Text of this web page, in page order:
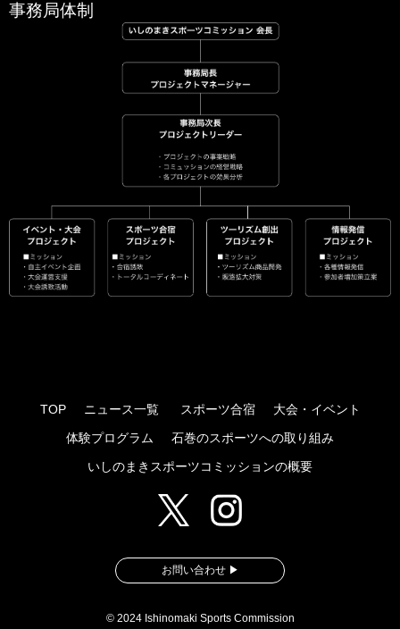
事務局体制
TOP ニュース一覧 スポーツ合宿
大会・イベント
体験プログラム
石巻のスポーツへの取り組み
いしのまきスポーツコミッションの概要
お問い合わせ▶
© 2024 Ishinomaki Sports Commission